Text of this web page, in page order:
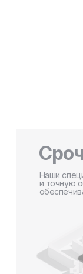
Наши
и точную